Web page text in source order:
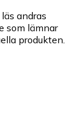
andras
som lämnar
produkten.